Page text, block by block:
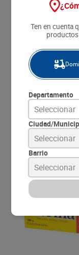
Margarina La
con Sal x 250 g
42485
Gramo:
$19.29
6890
4823
Agregar
Comparar este
Ten en cuenta
Departamento
Seleccionar
Ciudad/
Seleccionar
Barrio
Seleccionar